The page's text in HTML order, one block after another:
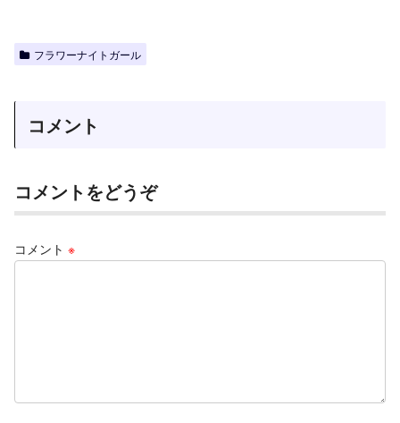
フラワーナイトガール
コメント
コメントをどうぞ
コメント ※